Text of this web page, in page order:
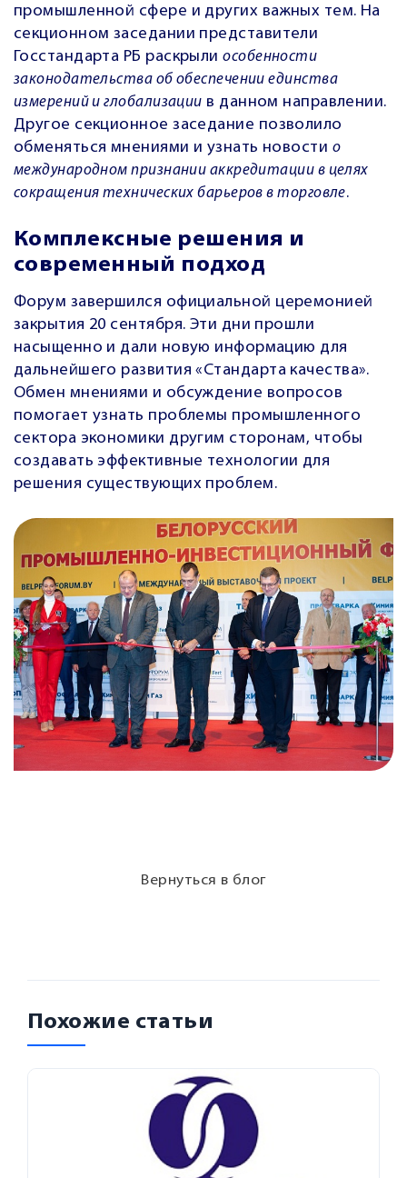
промышленной сфере и других важных тем. На
секционном заседании представители
Госстандарта РБ раскрылиособенности
законодательства об обеспечении единства
измерений и глобализации в данном направлении.
Другое секционное заседание позволило
обменяться мнениями и узнать новости о
международном признании аккредитации в целях
сокращения технических барьеров в торговле.
Комплексные решения и
современный подход
Форум завершился официальной церемонией
закрытия 20 сентября. Эти дни прошли
насыщенно и дали новую информацию для
дальнейшего развития «Стандарта качества».
Обмен мнениями и обсуждение вопросов
помогает узнать проблемы промышленного
сектора экономики другим сторонам, чтобы
создавать эффективные технологии для
решения существующих проблем.
Вернуться в блог
Похожие статьи